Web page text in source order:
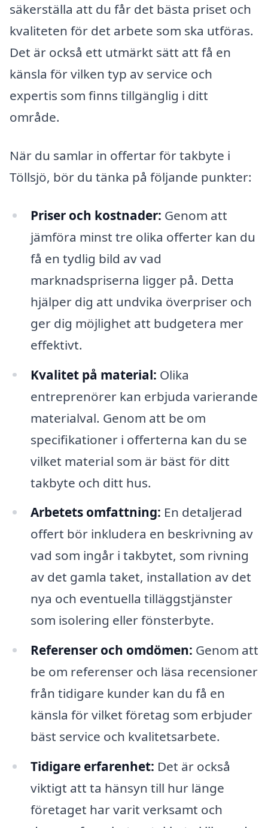
säkerställa att du får det bästa priset och
kvaliteten för det arbete som ska utföras.
Det är också ett utmärkt sätt att få en
känsla för vilken typ av service och
expertis som finns tillgänglig i ditt
område.
När du samlar in offertar för takbyte i
Töllsjö, bör du tänka på följande punkter:
Priser och kostnader: Genom att
jämföra minst tre olika offerter kan du
få en tydlig bild av vad
marknadspriserna ligger på. Detta
hjälper dig att undvika överpriser och
ger dig möjlighet att budgetera mer
effektivt.
Kvalitet på material: Olika
entreprenörer kan erbjuda varierande
materialval. Genom att be om
specifikationer i offerterna kan du se
vilket material som är bäst för ditt
takbyte och ditt hus.
Arbetets omfattning: En detaljerad
offert bör inkludera en beskrivning av
vad som ingår i takbytet, som rivning
av det gamla taket, installation av det
nya och eventuella tilläggstjänster
som isolering eller fönsterbyte.
Referenser och omdömen: Genom att
be om referenser och läsa recensioner
från tidigare kunder kan du få en
känsla för vilket företag som erbjuder
bäst service och kvalitetsarbete.
Tidigare erfarenhet: Det är också
viktigt att ta hänsyn till hur länge
företaget har varit verksamt och